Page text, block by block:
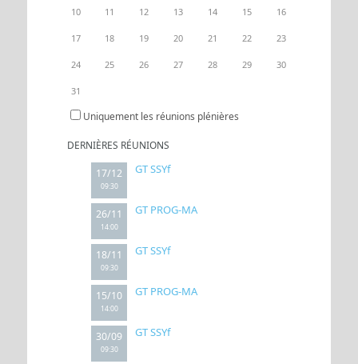
10 11 12 13 14 15 16
17 18 19 20 21 22 23
24 25 26 27 28 29 30
31
Uniquement les réunions plénières
DERNIÈRES RÉUNIONS
17/12
09:30
GT SSYf
26/11
14:00
GT PROG-MA
18/11
09:30
GT SSYf
15/10
14:00
GT PROG-MA
30/09
09:30
GT SSYf